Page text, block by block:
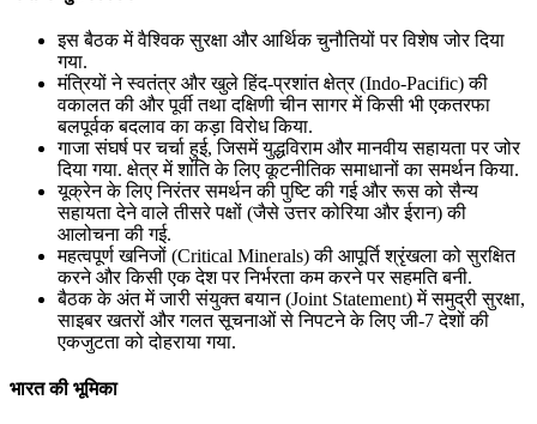
इस बैठक में वैश्विक सुरक्षा और आर्थिक चुनौतियों पर विशेष जोर दिया
गया.
मंत्रियों ने स्वतंत्र और खुले हिंद-प्रशांत क्षेत्र (Indo-Pacific) की
वकालत की और पूर्वी तथा दक्षिणी चीन सागर में किसी भी एकतरफा
बलपूर्वक बदलाव का कड़ा विरोध किया.
गाजा संघर्ष पर चर्चा हुई, जिसमें युद्धविराम और मानवीय सहायता पर जोर
दिया गया. क्षेत्र में शांति के लिए कूटनीतिक समाधानों का समर्थन किया.
यूक्रेन के लिए निरंतर समर्थन की पुष्टि की गई और रूस को सैन्य
सहायता देने वाले तीसरे पक्षों (जैसे उत्तर कोरिया और ईरान) की
आलोचना की गई.
महत्वपूर्ण खनिजों (Critical Minerals) की आपूर्ति श्रृंखला को सुरक्षित
करने और किसी एक देश पर निर्भरता कम करने पर सहमति बनी.
बैठक के अंत में जारी संयुक्त बयान (Joint Statement) में समुद्री सुरक्षा,
साइबर खतरों और गलत सूचनाओं से निपटने के लिए जी-7 देशों की
एकजुटता को दोहराया गया.
भारत की भूमिका